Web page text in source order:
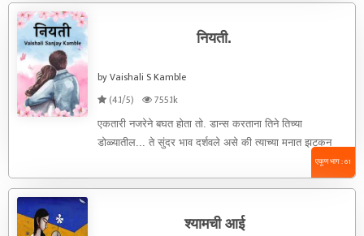
नियती.
by Vaishali S Kamble
(4.1/5)
755.1k
एकतारी नजरेने बघत होता तो. डान्स करताना तिने तिच्या
डोळ्यातील... ते सुंदर भाव दर्शवले असे की त्याच्या मनात झटकन
एकूण भाग : 61
श्यामची आई